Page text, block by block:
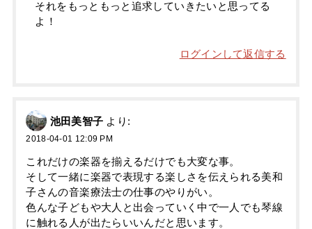
それをもっともっと追求していきたいと思ってる
よ！
ログインして返信する
池田美智子 より:
2018-04-01 12:09 PM
これだけの楽器を揃えるだけでも大変な事。
そして一緒に楽器で表現する楽しさを伝えられる美和
子さんの音楽療法士の仕事のやりがい。
色んな子どもや大人と出会っていく中で一人でも琴線
に触れる人が出たらいいんだと思います。